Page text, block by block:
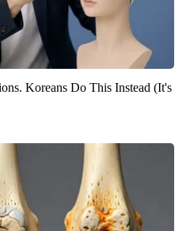
Koreans Do This Instead (It's